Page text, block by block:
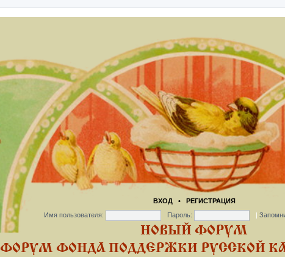
ВХОД• РЕГИСТРАЦИЯ
Имя пользователя:
Пароль: |
НОВЫЙ ФОРУМ
ФОРУМ ФОНДА ПОДДЕРЖКИ РУССКОЙ